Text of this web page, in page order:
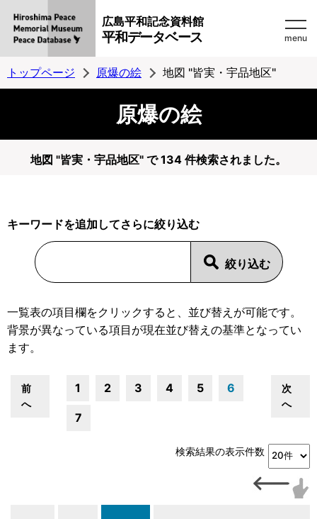
広島平和記念資料館
平和データベース menu
トップページ 原爆の絵 地図 "皆実・宇品地区"
原爆の絵
地図 "皆実・宇品地区" で 134 件検索されました。
キーワードを追加してさらに絞り込む
一覧表の項目欄をクリックすると、並び替えが可能です。
背景が異なっている項目が現在並び替えの基準となってい
ます。
前
へ
1 2 3 4 5 6
7
次
へ
検索結果の表示件数